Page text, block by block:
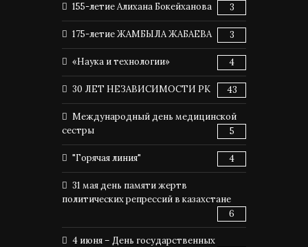
155-летие Алихана Бокейханова 3
175-летие ЖАМБЫЛА ЖАБАЕВА 3
«Наука и технологии» 4
30 ЛЕТ НЕЗАВИСИМОСТИ РК 43
Международный день медицинской
сестры
5
"Горячая линия" 4
31 мая день памяти жертв
политических репрессий в казахстане
6
4 июня – День государственных